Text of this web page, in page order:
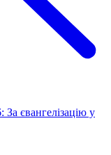
євангелізацію у